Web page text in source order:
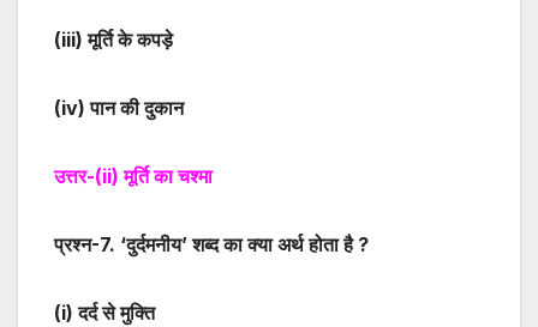
(iii) मूर्ति के कपड़े
(iv) पान की दुकान
उत्तर-(ii) मूर्ति का चश्मा
प्रश्न-7. ‘दुर्दमनीय’ शब्द का क्या अर्थ होता है ?
(i) दर्द से मुक्ति